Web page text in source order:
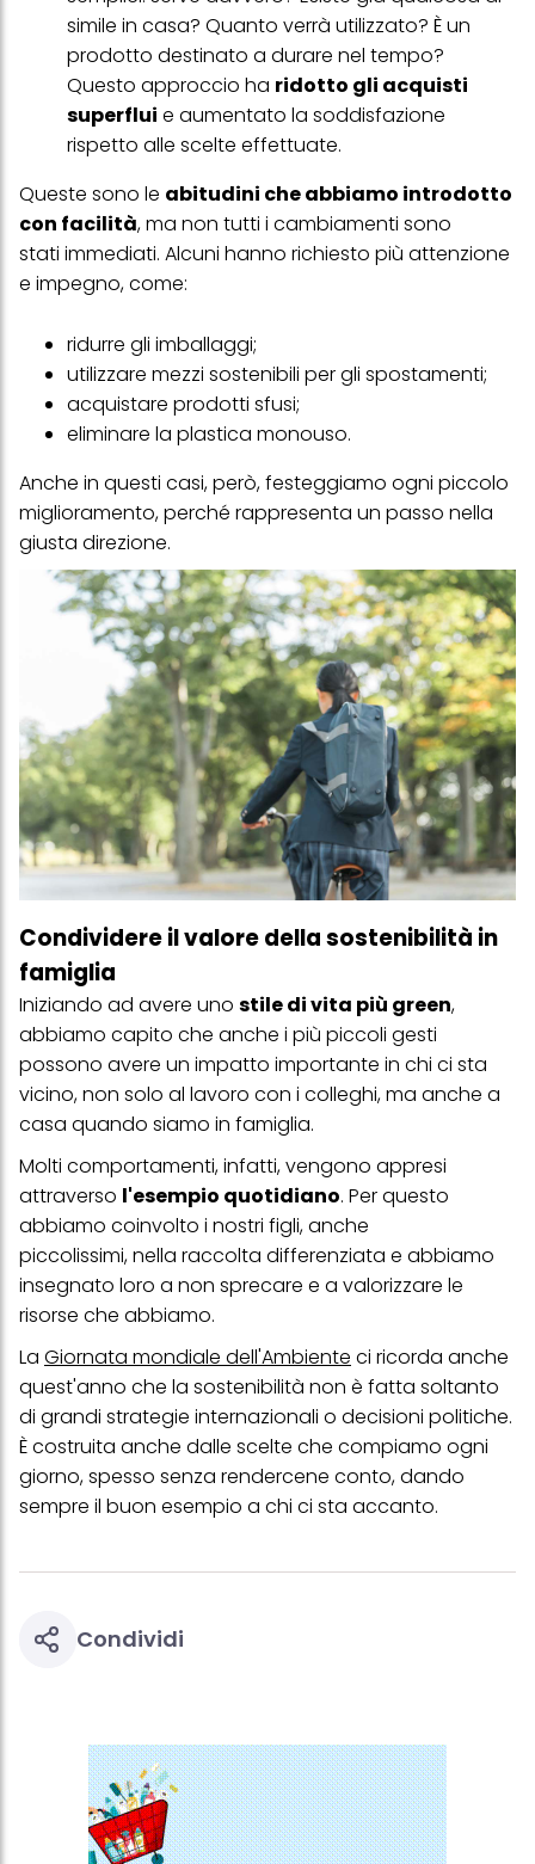
simile in casa? Quanto verrà utilizzato? È un
prodotto destinato a durare nel tempo?
Questo approccio ha ridotto gli acquisti
superflui e aumentato la soddisfazione
rispetto alle scelte effettuate.
Queste sono le abitudini che abbiamo introdotto
con facilità, ma non tutti i cambiamenti sono
stati immediati. Alcuni hanno richiesto più attenzione
e impegno, come:
ridurre gli imballaggi;
utilizzare mezzi sostenibili per gli spostamenti;
acquistare prodotti sfusi;
eliminare la plastica monouso.
Anche in questi casi, però, festeggiamo ogni piccolo
miglioramento, perché rappresenta un passo nella
giusta direzione.
Condividere il valore della sostenibilità in
famiglia
Iniziando ad avere uno stile di vita più green,
abbiamo capito che anche i più piccoli gesti
possono avere un impatto importante in chi ci sta
vicino, non solo al lavoro con i colleghi, ma anche a
casa quando siamo in famiglia.
Molti comportamenti, infatti, vengono appresi
attraverso l'esempio quotidiano. Per questo
abbiamo coinvolto i nostri figli, anche
piccolissimi, nella raccolta differenziata e abbiamo
insegnato loro a non sprecare e a valorizzare le
risorse che abbiamo.
La Giornata mondiale dell'Ambiente ci ricorda anche
quest'anno che la sostenibilità non è fatta soltanto
di grandi strategie internazionali o decisioni politiche.
È costruita anche dalle scelte che compiamo ogni
giorno, spesso senza rendercene conto, dando
sempre il buon esempio a chi ci sta accanto.
Condividi